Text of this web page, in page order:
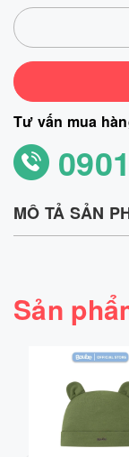
Tư vấn mua
MÔ TẢ SẢN
Sản